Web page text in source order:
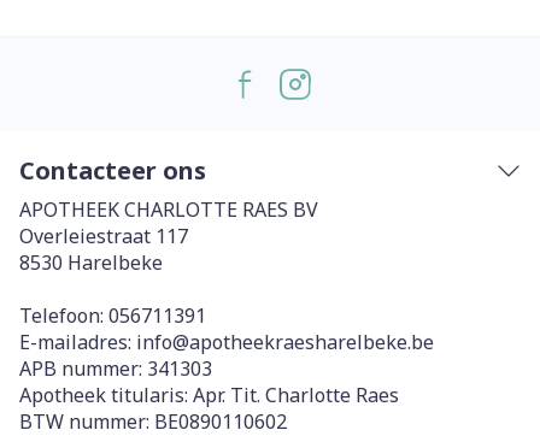
Contacteer ons
APOTHEEK CHARLOTTE RAES BV
Overleiestraat 117
8530 Harelbeke
Telefoon: 056711391
E-mailadres: info@apotheekraesharelbeke.be
APB nummer: 341303
Apotheek titularis: Apr. Tit. Charlotte Raes
BTW nummer: BE0890110602